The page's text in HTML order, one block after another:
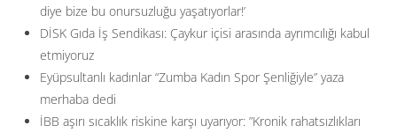
diye bize bu onursuzluğu yaşatıyorlar!’
DİSK Gıda İş Sendikası: Çaykur içisi arasında ayrımcılığı kabul
etmiyoruz
Eyüpsultanlı kadınlar “Zumba Kadın Spor Şenliğiyle” yaza
merhaba dedi
İBB aşırı sıcaklık riskine karşı uyarıyor: ”Kronik rahatsızlıkları